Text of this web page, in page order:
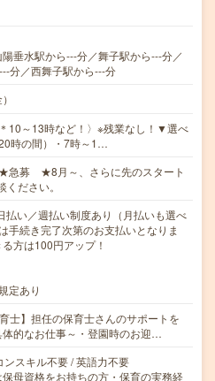
垂水駅から---分／舞子駅から---分／
分／西舞子駅から---分
10～13時など！〉※残業なし！▼選べ
時の間）・7時～1…
募 ★8月～、さらに先のスタート
ださい。
い／週払い制度あり（月払いも選べ
手続き完了次第のお支払いとなりま
方は100円アップ！
定あり
士】担任の保育士さんのサポートを
体的なお仕事～・登園時のお迎…
ンスキル不要 / 英語力不要
保母資格をお持ちの方・保育の実務経